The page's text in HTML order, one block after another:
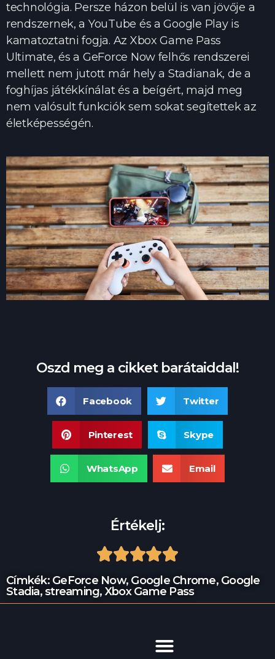
technológia. Persze házon belül is van jövője a
rendszernek, a YouTube és a Google Play is
kamatoztatni fogja. Az Xbox Game Pass
Ultimate, és a GeForce Now felhős rendszerei
mellett nem jutott már hely a Stadianak, de a
foghíjas játékkínálat és a beígért, majd meg
nem valósult funkciók sem sokat segítettek az
életképességén.
Oszd meg a cikket barátaiddal!
Facebook Twitter
Pinterest Skype
WhatsApp Email
Értékelj:

Címkék: GeForce Now, Google Chrome, Google
Stadia,streaming, Xbox Game Pass